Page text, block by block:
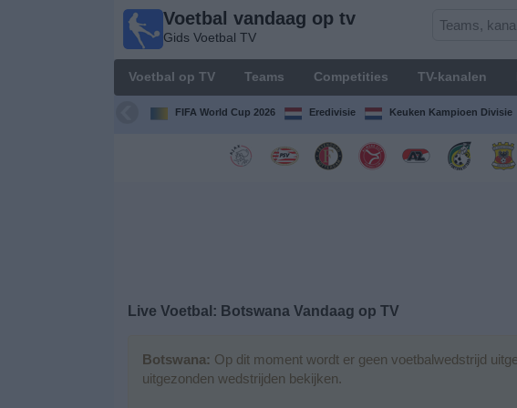
Voetbal vandaag op tv
Gids Voetbal TV
Voetbal op TV Teams Competities TV-kanalen
FIFA World Cup 2026 Eredivisie Keuken Kampioen Divisie
Live Voetbal: Botswana Vandaag op TV
Botswana: Op dit moment wordt er geen voetbalwedstrijd
uitgezonden wedstrijden bekijken.